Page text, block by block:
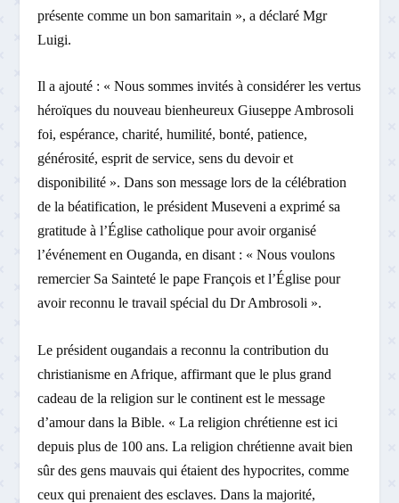
présente comme un bon samaritain », a déclaré Mgr
Luigi.
Il a ajouté : « Nous sommes invités à considérer les vertus
héroïques du nouveau bienheureux Giuseppe Ambrosoli
foi, espérance, charité, humilité, bonté, patience,
générosité, esprit de service, sens du devoir et
disponibilité ». Dans son message lors de la célébration
de la béatification, le président Museveni a exprimé sa
gratitude à l’Église catholique pour avoir organisé
l’événement en Ouganda, en disant : « Nous voulons
remercier Sa Sainteté le pape François et l’Église pour
avoir reconnu le travail spécial du Dr Ambrosoli ».
Le président ougandais a reconnu la contribution du
christianisme en Afrique, affirmant que le plus grand
cadeau de la religion sur le continent est le message
d’amour dans la Bible. « La religion chrétienne est ici
depuis plus de 100 ans. La religion chrétienne avait bien
sûr des gens mauvais qui étaient des hypocrites, comme
ceux qui prenaient des esclaves. Dans la majorité,